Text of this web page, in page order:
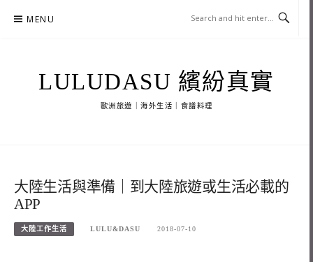
MENU
LULUDASU 繽紛真實
歐洲旅遊｜海外生活｜食譜料理
大陸生活與準備｜到大陸旅遊或生活必載的
APP
大陸工作生活 LULU&DASU 2018-07-10